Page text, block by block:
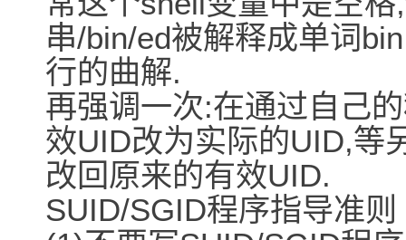
串/bin/ed被解释成单词
行的曲解.
再强调一次:在通过自己
效UID改为实际的UID,等
改回原来的有效UID.
SUID/SGID程序指导准则